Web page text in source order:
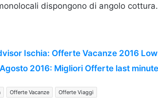
dispongono di angolo cottura.
Ischia: Offerte Vacanze 2016
2016: Migliori Offerte last
Offerte Vacanze Offerte Viaggi